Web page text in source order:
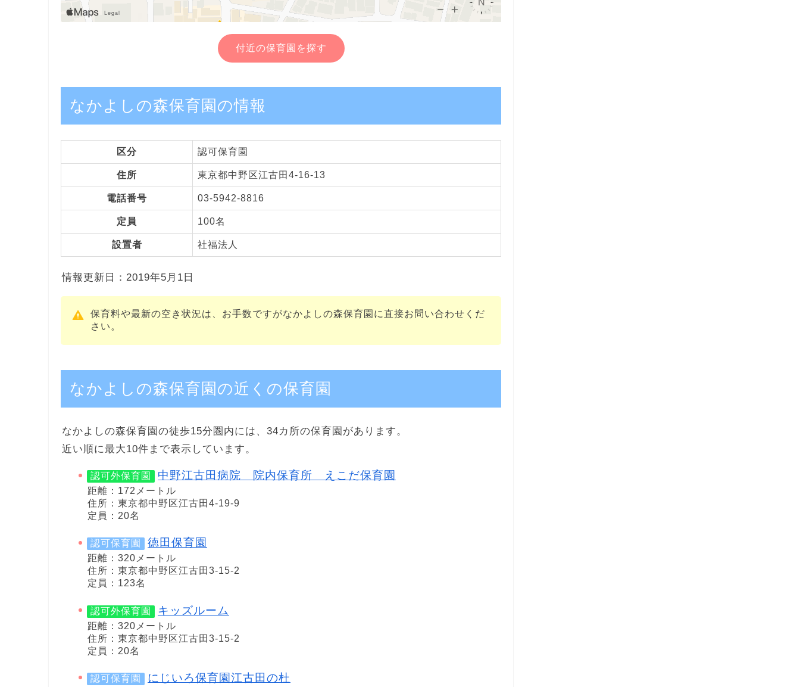
付近の保育園を探す
なかよしの森保育園の情報
区分 認可保育園
住所 東京都中野区江古田4-16-13
電話番号 03-5942-8816
定員 100名
設置者 社福法人
情報更新日：2019年5月1日
保育料や最新の空き状況は、お手数ですがなかよしの森保育園に直接お問い合わせくだ
さい。
なかよしの森保育園の近くの保育園
なかよしの森保育園の徒歩15分圏内には、34カ所の保育園があります。
近い順に最大10件まで表示しています。
認可外保育園 中野江古田病院 院内保育所 えこだ保育園
距離：172メートル
住所：東京都中野区江古田4-19-9
定員：20名
認可保育園 徳田保育園
距離：320メートル
住所：東京都中野区江古田3-15-2
定員：123名
認可外保育園 キッズルーム
距離：320メートル
住所：東京都中野区江古田3-15-2
定員：20名
認可保育園 にじいろ保育園江古田の杜